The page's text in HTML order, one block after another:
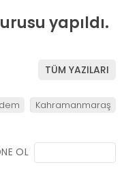
yapıldı.
TÜM YAZILARI
Kahramanmaraş
OL